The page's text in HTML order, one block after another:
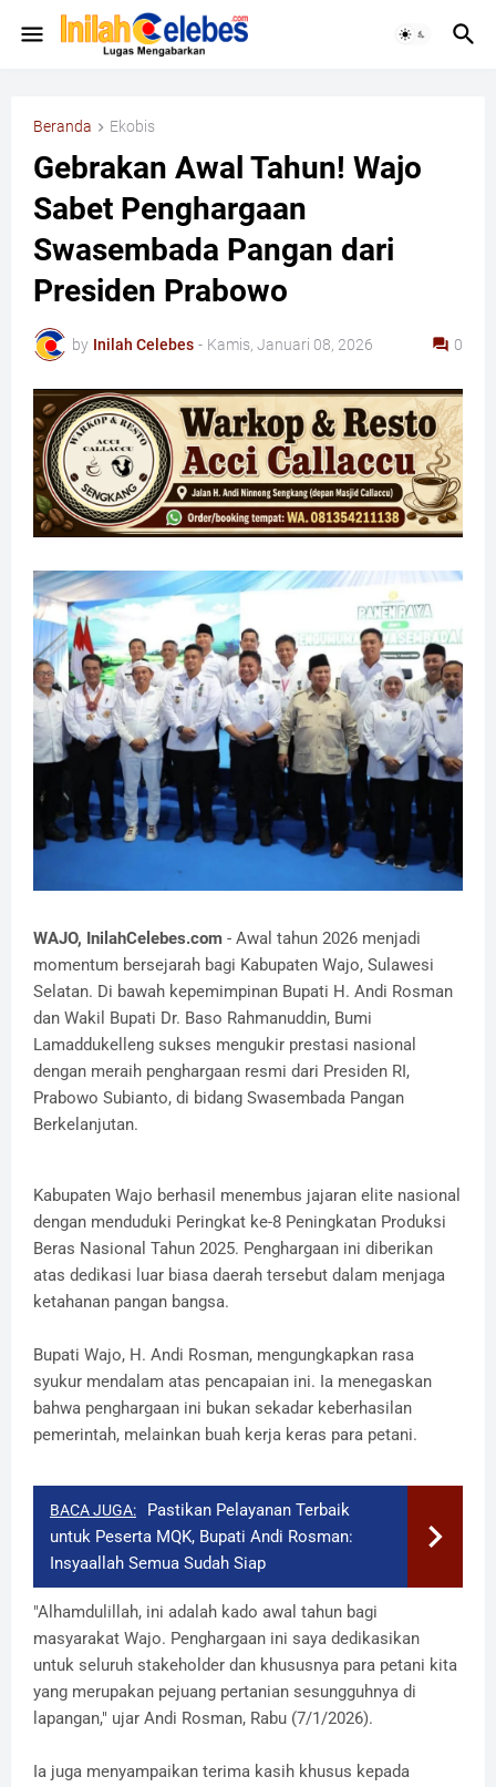
Beranda Ekobis
​Gebrakan Awal Tahun! Wajo
Sabet Penghargaan
Swasembada Pangan dari
Presiden Prabowo
by Inilah Celebes - Kamis, Januari 08, 2026 0
​WAJO, InilahCelebes.com - Awal tahun 2026 menjadi
momentum bersejarah bagi Kabupaten Wajo, Sulawesi
Selatan. Di bawah kepemimpinan Bupati H. Andi Rosman
dan Wakil Bupati Dr. Baso Rahmanuddin, Bumi
Lamaddukelleng sukses mengukir prestasi nasional
dengan meraih penghargaan resmi dari Presiden RI,
Prabowo Subianto, di bidang Swasembada Pangan
Berkelanjutan.
​Kabupaten Wajo berhasil menembus jajaran elite nasional
dengan menduduki Peringkat ke-8 Peningkatan Produksi
Beras Nasional Tahun 2025. Penghargaan ini diberikan
atas dedikasi luar biasa daerah tersebut dalam menjaga
ketahanan pangan bangsa.
​Bupati Wajo, H. Andi Rosman, mengungkapkan rasa
syukur mendalam atas pencapaian ini. Ia menegaskan
bahwa penghargaan ini bukan sekadar keberhasilan
pemerintah, melainkan buah kerja keras para petani.
BACA JUGA:
Pastikan Pelayanan Terbaik
untuk Peserta MQK, Bupati Andi Rosman:
Insyaallah Semua Sudah Siap
​"Alhamdulillah, ini adalah kado awal tahun bagi
masyarakat Wajo. Penghargaan ini saya dedikasikan
untuk seluruh stakeholder dan khususnya para petani kita
yang merupakan pejuang pertanian sesungguhnya di
lapangan," ujar Andi Rosman, Rabu (7/1/2026).
​Ia juga menyampaikan terima kasih khusus kepada